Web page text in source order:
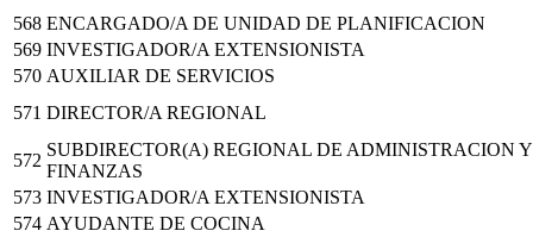
568 ENCARGADO/A DE UNIDAD DE PLANIFICACION
569 INVESTIGADOR/A EXTENSIONISTA
570 AUXILIAR DE SERVICIOS
571 DIRECTOR/A REGIONAL
572
SUBDIRECTOR(A) REGIONAL DE ADMINISTRACION Y
FINANZAS
573 INVESTIGADOR/A EXTENSIONISTA
574 AYUDANTE DE COCINA